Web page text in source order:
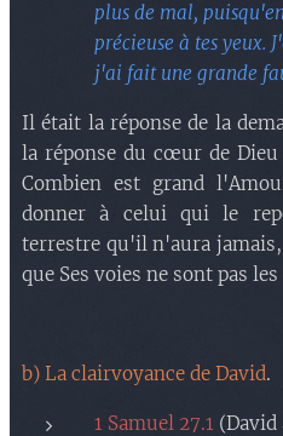
plus de mal,
précieuse à tes yeux.
j'ai fait une grande
Il était la réponse de la
la réponse du cœur de
Combien est grand
donner à celui qui le
terrestre qu'il n'aura
que Ses voies ne sont pas
b) La clairvoyance de David.
1 Samuel 27.1 (David